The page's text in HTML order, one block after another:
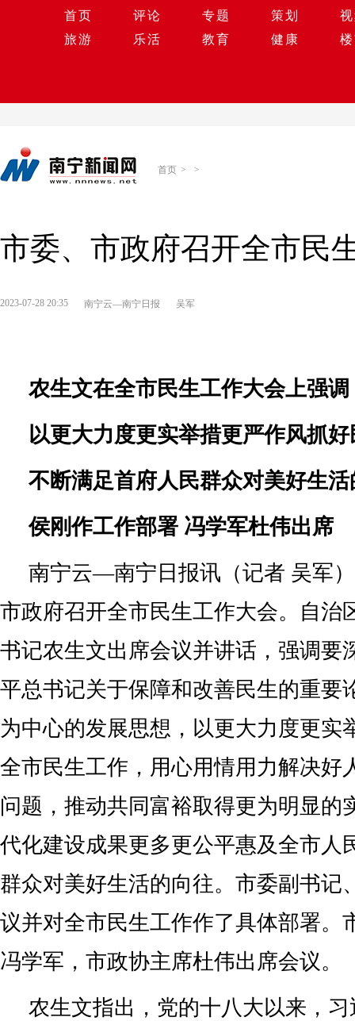
首页 评论 专题 策划
旅游
乐活 教育 健康
首页 > >
市委、市政府召开全市民
2023-07-28 20:35 南宁云—南宁日报 吴军
农生文在全市民生工作大会上强调
以更大力度更实举措更严作风抓
不断满足首府人民群众对美好生
侯刚作工作部署 冯学军杜伟出席
南宁云—南宁日报讯（记者 吴军
市政府召开全市民生工作大会。自治
书记农生文出席会议并讲话，强调要
平总书记关于保障和改善民生的重要
为中心的发展思想，以更大力度更实
全市民生工作，用心用情用力解决好
问题，推动共同富裕取得更为明显的
代化建设成果更多更公平惠及全市人
群众对美好生活的向往。市委副书记
议并对全市民生工作作了具体部署。
冯学军，市政协主席杜伟出席会议。
农生文指出，党的十八大以来，